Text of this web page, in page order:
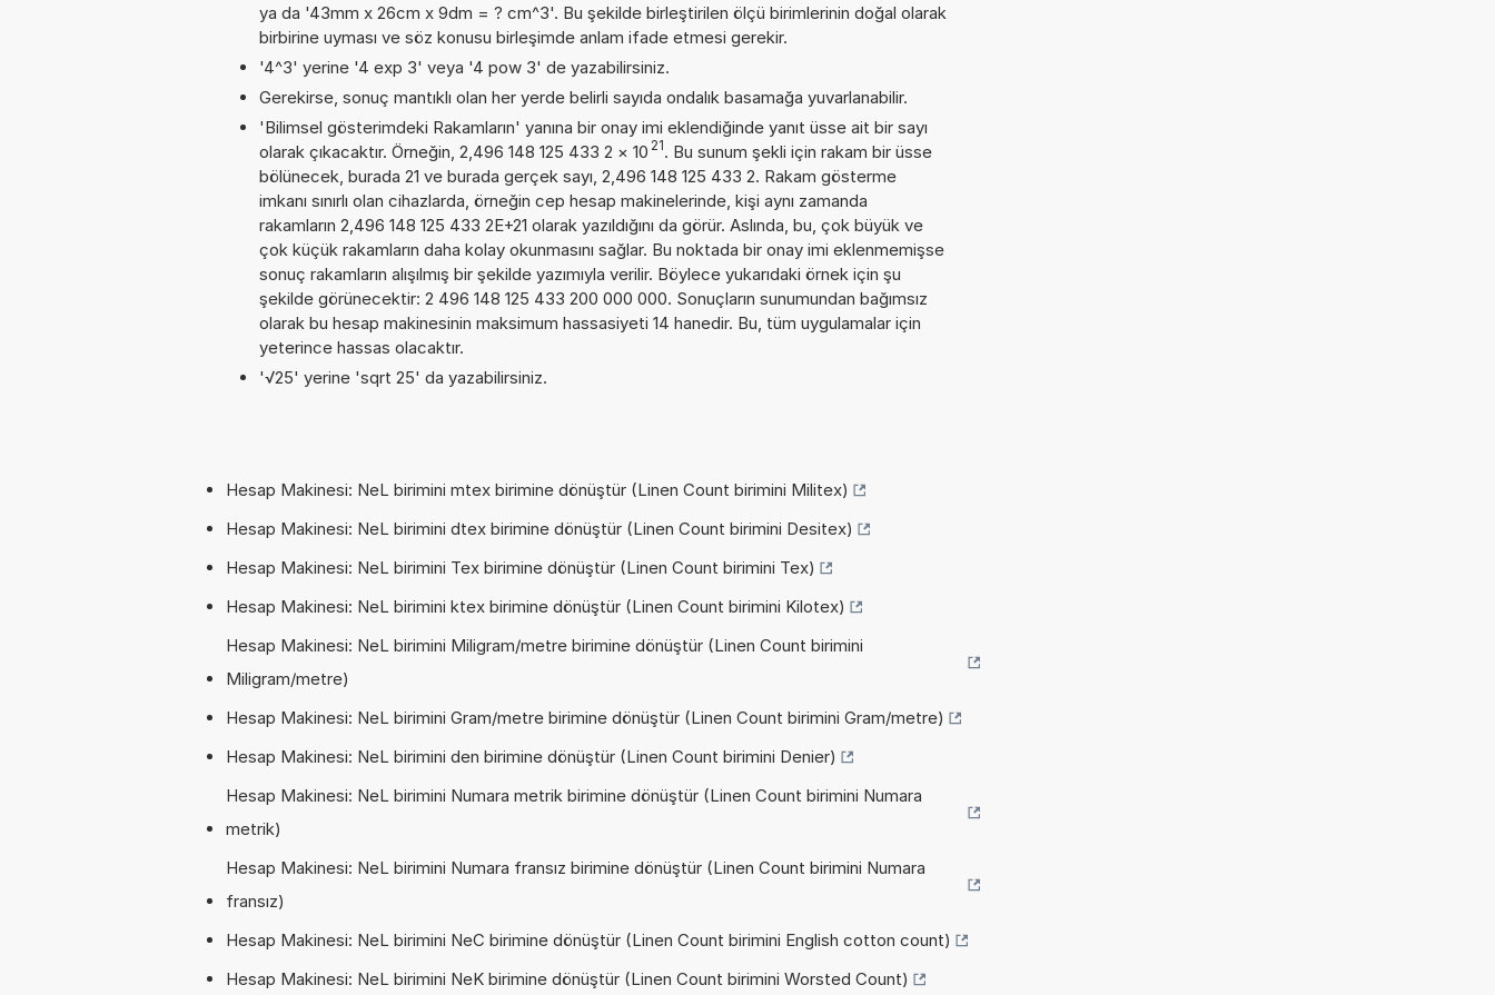
ya da '43mm x 26cm x 9dm = ? cm^3'. Bu şekilde birleştirilen ölçü birimlerinin doğal olarak
birbirine uyması ve söz konusu birleşimde anlam ifade etmesi gerekir.
'4^3' yerine '4 exp 3' veya '4 pow 3' de yazabilirsiniz.
Gerekirse, sonuç mantıklı olan her yerde belirli sayıda ondalık basamağa yuvarlanabilir.
'Bilimsel gösterimdeki Rakamların' yanına bir onay imi eklendiğinde yanıt üsse ait bir sayı
olarak çıkacaktır. Örneğin, 2,496 148 125 433 2 × 10 21. Bu sunum şekli için rakam bir üsse
bölünecek, burada 21 ve burada gerçek sayı, 2,496 148 125 433 2. Rakam gösterme
imkanı sınırlı olan cihazlarda, örneğin cep hesap makinelerinde, kişi aynı zamanda
rakamların 2,496 148 125 433 2E+21 olarak yazıldığını da görür. Aslında, bu, çok büyük ve
çok küçük rakamların daha kolay okunmasını sağlar. Bu noktada bir onay imi eklenmemişse
sonuç rakamların alışılmış bir şekilde yazımıyla verilir. Böylece yukarıdaki örnek için şu
şekilde görünecektir: 2 496 148 125 433 200 000 000. Sonuçların sunumundan bağımsız
olarak bu hesap makinesinin maksimum hassasiyeti 14 hanedir. Bu, tüm uygulamalar için
yeterince hassas olacaktır.
'√25' yerine 'sqrt 25' da yazabilirsiniz.
Hesap Makinesi: NeL birimini mtex birimine dönüştür (Linen Count birimini Militex)
Hesap Makinesi: NeL birimini dtex birimine dönüştür (Linen Count birimini Desitex)
Hesap Makinesi: NeL birimini Tex birimine dönüştür (Linen Count birimini Tex)
Hesap Makinesi: NeL birimini ktex birimine dönüştür (Linen Count birimini Kilotex)
Hesap Makinesi: NeL birimini Miligram/metre birimine dönüştür (Linen Count birimini
Miligram/metre)
Hesap Makinesi: NeL birimini Gram/metre birimine dönüştür (Linen Count birimini Gram/metre)
Hesap Makinesi: NeL birimini den birimine dönüştür (Linen Count birimini Denier)
Hesap Makinesi: NeL birimini Numara metrik birimine dönüştür (Linen Count birimini Numara
metrik)
Hesap Makinesi: NeL birimini Numara fransız birimine dönüştür (Linen Count birimini Numara
fransız)
Hesap Makinesi: NeL birimini NeC birimine dönüştür (Linen Count birimini English cotton count)
Hesap Makinesi: NeL birimini NeK birimine dönüştür (Linen Count birimini Worsted Count)